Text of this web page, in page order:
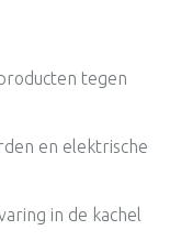
tegen
en elektrische
in de kachel